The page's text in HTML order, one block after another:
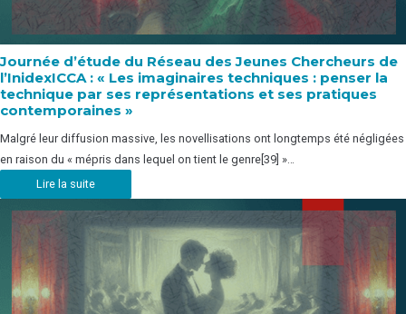
Journée d’étude du Réseau des Jeunes Chercheurs de
l’InidexICCA : « Les imaginaires techniques : penser la
technique par ses représentations et ses pratiques
contemporaines »
Malgré leur diffusion massive, les novellisations ont longtemps été négligées
en raison du « mépris dans lequel on tient le genre[39] »…
Lire la suite